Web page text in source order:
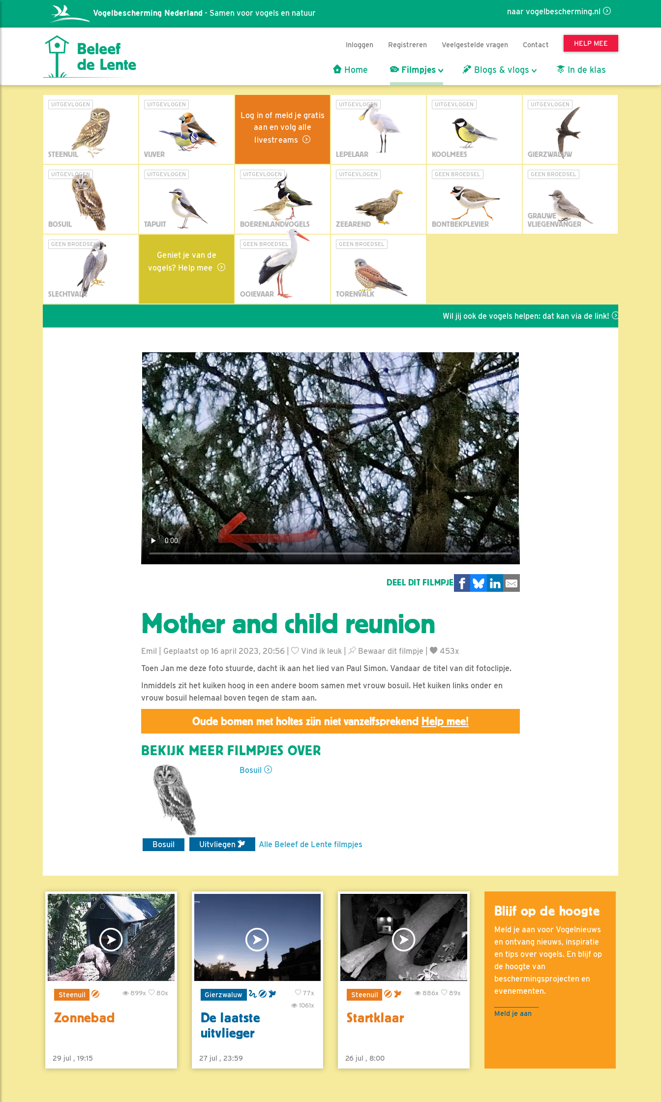
naar vogelbescherming.nl
Vogelbescherming Nederland - Samen voor vogels en natuur
Inloggen Registreren Veelgestelde vragen Contact HELP MEE
Home Filmpjes Blogs & vlogs In de klas
UITGEVLOGEN
STEENUIL
UITGEVLOGEN
VIJVER
Log in of meld je gratis
aan en volg alle
livestreams
UITGEVLOGEN
LEPELAAR
UITGEVLOGEN
KOOLMEES
UITGEVLOGEN
GIERZWALUW
UITGEVLOGEN
BOSUIL
UITGEVLOGEN
TAPUIT
UITGEVLOGEN
BOERENLANDVOGELS
UITGEVLOGEN
ZEEAREND
GEEN BROEDSEL
BONTBEKPLEVIER
GEEN BROEDSEL
GRAUWE
VLIEGENVANGER
GEEN BROEDSEL
SLECHTVALK
Geniet je van de
vogels? Help mee
GEEN BROEDSEL
OOIEVAAR
GEEN BROEDSEL
TORENVALK
Wil jij ook de vogels helpen: dat kan via de link! *Seizoen
DEEL DIT FILMPJE
Mother and child reunion
Emil | Geplaatst op 16 april 2023, 20:56 | Vind ik leuk Bewaar dit filmpje
453x
Toen Jan me deze foto stuurde, dacht ik aan het lied van Paul Simon. Vandaar de titel van dit fotoclipje.
Inmiddels zit het kuiken hoog in een andere boom samen met vrouw bosuil. Het kuiken links onder en
vrouw bosuil helemaal boven tegen de stam aan.
Oude bomen met holtes zijn niet vanzelfsprekend Help mee!
BEKIJK MEER FILMPJES OVER
Bosuil
Bosuil Uitvliegen Alle Beleef de Lente filmpjes
Steenuil 80x
899x
Zonnebad
29 jul , 19:15
Gierzwaluw
77x
1061x
De laatste
uitvlieger
27 jul , 23:59
Steenuil 89x
886x
Startklaar
26 jul , 8:00
Blijf op de hoogte
Meld je aan voor Vogelnieuws
en ontvang nieuws, inspiratie
en tips over vogels. En blijf op
de hoogte van
beschermingsprojecten en
evenementen.
Meld je aan